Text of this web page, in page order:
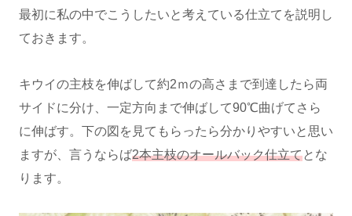
最初に私の中でこうしたいと考えている仕立てを説明し
ておきます。
キウイの主枝を伸ばして約2ｍの高さまで到達したら両
サイドに分け、一定方向まで伸ばして90℃曲げてさら
に伸ばす。下の図を見てもらったら分かりやすいと思い
ますが、言うならば2本主枝のオールバック仕立てとな
ります。